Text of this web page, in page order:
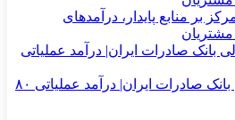
بر منابع پایدار، درآمدهای
مشتریان
تغییر مثبت در عملکرد مالی بانک صادرات ایران| درآمد عملیاتی ۸۰